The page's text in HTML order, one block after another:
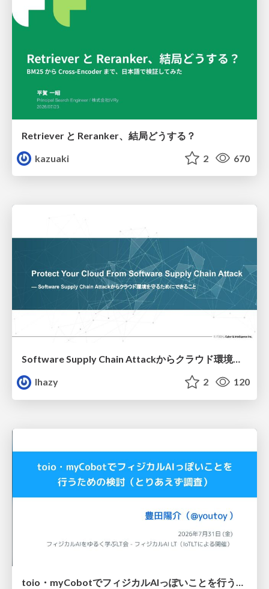
Retriever と Reranker、結局どうする？
kazuaki
2 670
Software Supply Chain Attackからクラウド環境を守るためにできること
lhazy
2 120
toio・myCobotでフィジカルAIっぽいことを行うための検討（とりあえず調査） / フィジカルAI LT（IoTLTによる開催）